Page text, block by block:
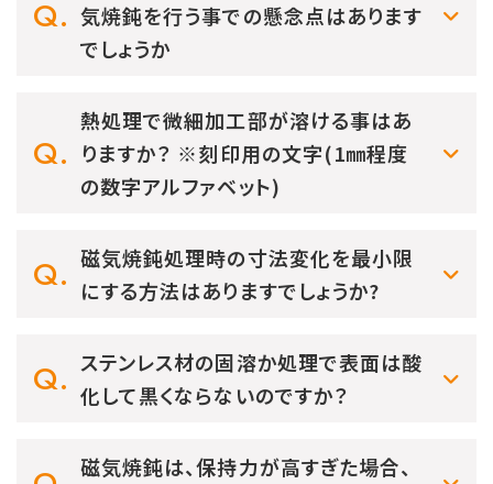
気焼鈍を行う事での懸念点はあります
でしょうか
熱処理で微細加工部が溶ける事はあ
りますか？ ※刻印用の文字(1㎜程度
の数字アルファベット)
磁気焼鈍処理時の寸法変化を最小限
にする方法はありますでしょうか?
ステンレス材の固溶か処理で表面は酸
化して黒くならないのですか？
磁気焼鈍は、保持力が高すぎた場合、